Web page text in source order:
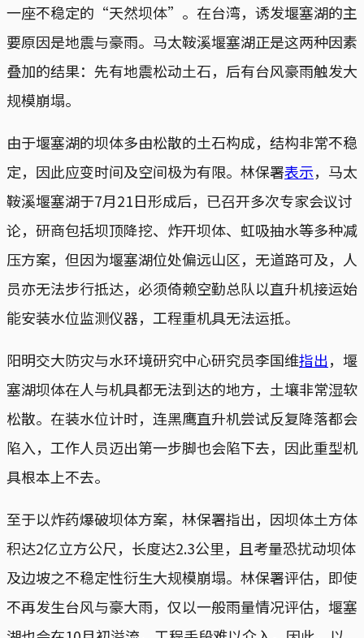
一座不稳定的“天然坝体”。在台湾，诱发堰塞湖的主
要原因是地震与豪雨。马太鞍溪堰塞湖正是这两种因素
叠加的结果：先有地震松动土石，后有台风豪雨触发大
规模崩塌。
由于堰塞湖的坝体多由松散的土石构成，结构非常不稳
定，因此应变时间及空间极为有限。林保署表示，马太
鞍溪堰塞湖于7月21日形成后，已召开多次专家会议讨
论，研商包括坝顶降挖、炸开坝体、虹吸抽水等多种减
压方案，但因为堰塞湖位处偏远山区，无道路可及，人
员亦无法步行抵达，必须倚赖空勤总队以直升机接运始
能安装水位监测仪器，工程重机具无法运抵。
阳明交大防灾与水环境研究中心研究员李国维指出，堰
塞湖坝体在人与机具都无法到达的地方，土壤非常湿软
松散。在装水位计时，连黑鹰直升机尝试反复降落都会
陷入，工作人员迈出第一步脚也会陷下去，因此重型机
具根本上不去。
至于以炸药爆破坝体方案，林保署指出，因坝体土方体
积达2亿立方公尺，长度达2.3公里，且考量恐扰动坝体
及边坡之不稳定性衍生大规模崩塌。林保署评估，即使
不再发生台风与豪大雨，仅以一般雨量情况评估，堰塞